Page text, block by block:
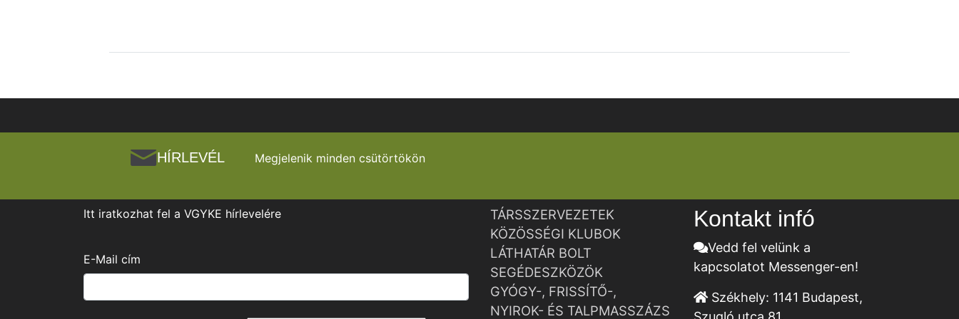
HÍRLEVÉL Megjelenik minden csütörtökön
Itt iratkozhat fel a VGYKE hírlevelére
E-Mail cím
TÁRSSZERVEZETEK
KÖZÖSSÉGI KLUBOK
LÁTHATÁR BOLT
SEGÉDESZKÖZÖK
GYÓGY-, FRISSÍTŐ-,
NYIROK- ÉS TALPMASSZÁZS
Kontakt infó
Vedd fel velünk a
kapcsolatot Messenger-en!
Székhely: 1141 Budapest,